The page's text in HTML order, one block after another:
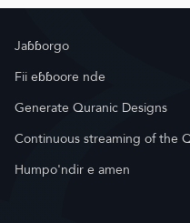
Jaɓɓorgo
Fii eɓɓoore nde
Generate Quranic Designs
Continuous streaming of the
Humpo'ndir e amen